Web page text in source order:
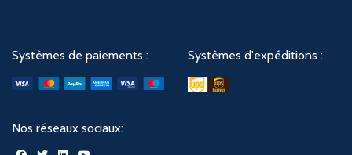
Systèmes de paiements : Systèmes d'expéditions :
Nos réseaux sociaux: